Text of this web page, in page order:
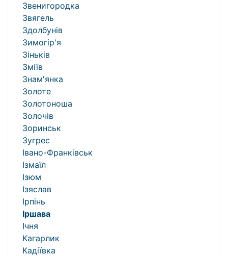
Звенигородка
Звягель
Здолбунів
Зимогір'я
Зіньків
Зміїв
Знам'янка
Золоте
Золотоноша
Золочів
Зоринськ
Зугрес
Івано-Франківськ
Ізмаїл
Ізюм
Ізяслав
Ірпінь
Іршава
Ічня
Кагарлик
Кадіївка